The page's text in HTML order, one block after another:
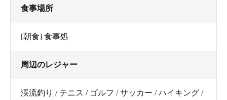
食事場所
[朝食] 食事処
周辺のレジャー
渓流釣り / テニス / ゴルフ / サッカー / ハイキング /